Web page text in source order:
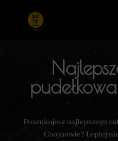
pudełkowa
Poszukujesz najlepszego
Chojnowie? Lepiej